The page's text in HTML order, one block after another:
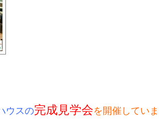
ウスの完成見学会を開催していま